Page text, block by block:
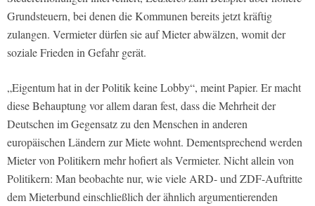
Grundsteuern, bei denen die Kommunen bereits jetzt kräftig
zulangen. Vermieter dürfen sie auf Mieter abwälzen, womit der
soziale Frieden in Gefahr gerät.
„Eigentum hat in der Politik keine Lobby“, meint Papier. Er macht
diese Behauptung vor allem daran fest, dass die Mehrheit der
Deutschen im Gegensatz zu den Menschen in anderen
europäischen Ländern zur Miete wohnt. Dementsprechend werden
Mieter von Politikern mehr hofiert als Vermieter. Nicht allein von
Politikern: Man beobachte nur, wie viele ARD- und ZDF-Auftritte
dem Mieterbund einschließlich der ähnlich argumentierenden